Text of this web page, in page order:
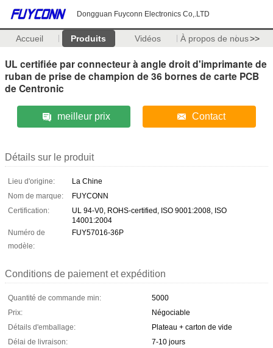
Dongguan Fuyconn Electronics Co,.LTD
Accueil Produits Vidéos À propos de nous>>
UL certifiée par connecteur à angle droit d'imprimante de
ruban de prise de champion de 36 bornes de carte PCB
de Centronic
meilleur prix Contact
Détails sur le produit
Lieu d'origine:
La Chine
Nom de marque:
FUYCONN
Certification:
UL 94-V0, ROHS-certified, ISO 9001:2008, ISO
14001:2004
Numéro de
modèle:
FUY57016-36P
Conditions de paiement et expédition
Quantité de commande min:
5000
Prix:
Négociable
Détails d'emballage:
Plateau + carton de vide
Délai de livraison:
7-10 jours